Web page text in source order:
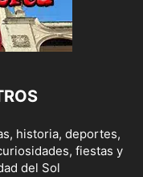
historia, deportes,
fiestas y
del Sol